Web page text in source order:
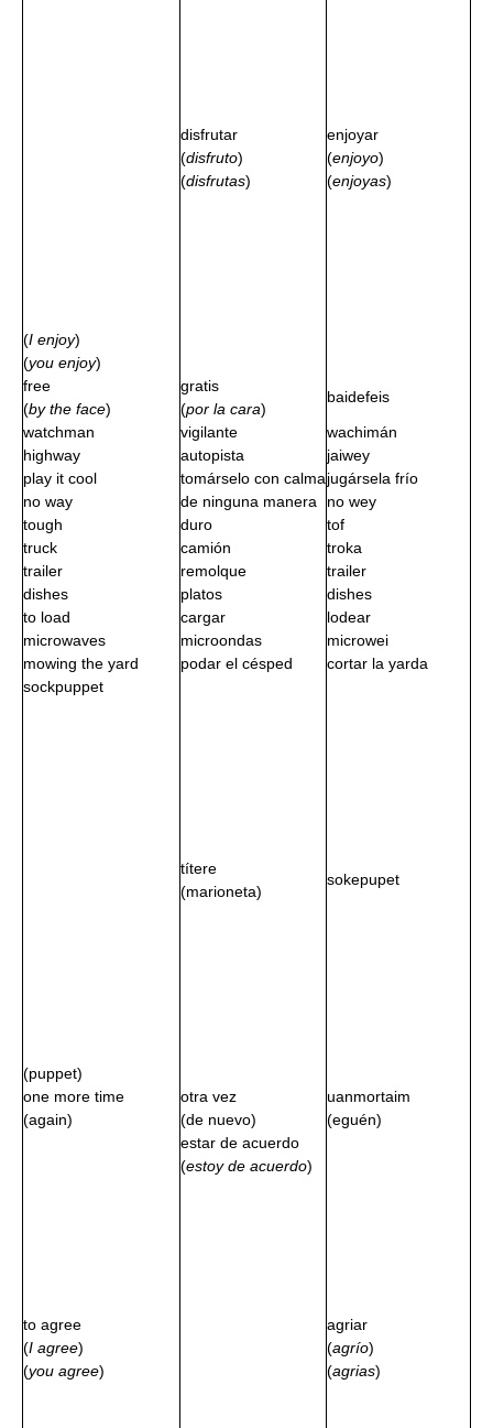
(I enjoy)
(you enjoy)
disfrutar
(disfruto)
(disfrutas)
enjoyar
(enjoyo)
(enjoyas)
free
(by the face)
gratis
(por la cara)
baidefeis
watchman
vigilante
wachimán
highway
autopista
jaiwey
play it cool
tomárselo con calmajugársela frío
no way
de ninguna manera
no wey
tough
duro
tof
truck
camión
troka
trailer
remolque
trailer
dishes
platos
dishes
to load
cargar
lodear
microwaves
microondas
microwei
mowing the yard
podar el césped
cortar la yarda
sockpuppet
(puppet)
títere
(marioneta)
sokepupet
one more time
(again)
otra vez
(de nuevo)
uanmortaim
(eguén)
to agree
(I agree)
(you agree)
estar de acuerdo
(estoy de acuerdo)
agriar
(agrío)
(agrias)